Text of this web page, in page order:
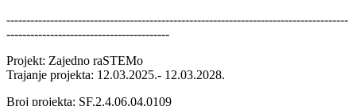
--------------------------------------------------------------------------------------
-----------------------------------------
Projekt: Zajedno raSTEMo
Trajanje projekta: 12.03.2025.- 12.03.2028.
Broj projekta: SF.2.4.06.04.0109